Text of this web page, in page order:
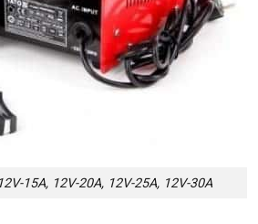
15A, 12V-20A, 12V-25A, 12V-30A